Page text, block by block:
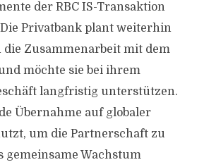
der RBC IS-Transaktion
Privatbank plant weiterhin
Zusammenarbeit mit dem
möchte sie bei ihrem
langfristig unterstützen.
Übernahme auf globaler
um die Partnerschaft zu
gemeinsame Wachstum